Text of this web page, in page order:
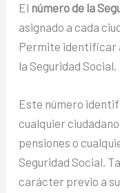
El número de la
asignado a cada
Permite identificar
la Seguridad Social.
Este número
cualquier
pensiones o
Seguridad Social.
carácter previo a